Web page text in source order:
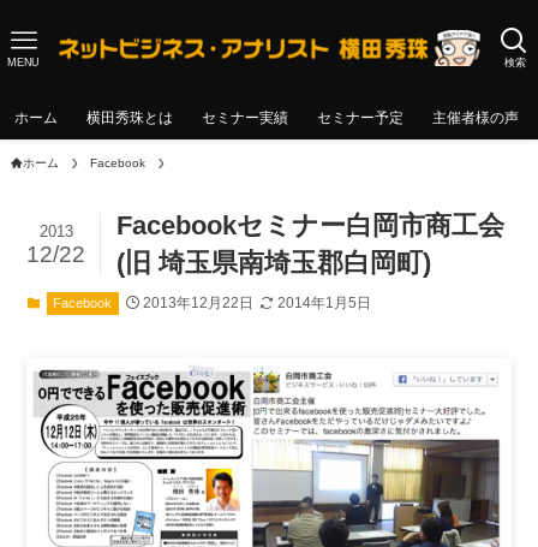
検索
MENU
ホーム 横田秀珠とは セミナー実績 セミナー予定 主催者様の声
ホーム Facebook
Facebookセミナー白岡市商工会
(旧 埼玉県南埼玉郡白岡町)
2013
12/22
Facebook 2013年12月22日 2014年1月5日